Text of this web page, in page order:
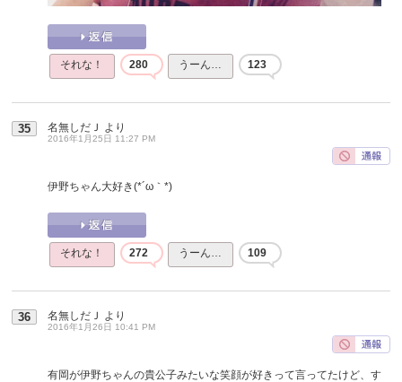
それな！ 280 うーん… 123
35 名無しだＪ より
2016年1月25日 11:27 PM
伊野ちゃん大好き(*´ω｀*)
それな！ 272 うーん… 109
36 名無しだＪ より
2016年1月26日 10:41 PM
有岡が伊野ちゃんの貴公子みたいな笑顔が好きって言ってたけど、す